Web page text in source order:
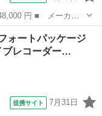
ード名： Ｇ ＳＳ
メラ／スマートキー
ォートパッケージ
ブレコーダー…
提携サイト 7月31日